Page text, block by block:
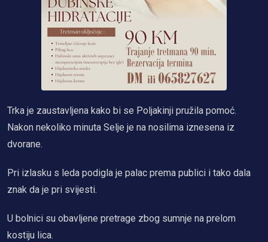
Trka je zaustavljena kako bi se Poljakinji pružila pomoć.
Nakon nekoliko minuta Selje je na nosilima iznesena iz
dvorane.
Pri izlasku s leda podigla je palac prema publici i tako dala
znak da je pri svijesti.
U bolnici su obavljene pretrage zbog sumnje na prelom
kostiju lica.